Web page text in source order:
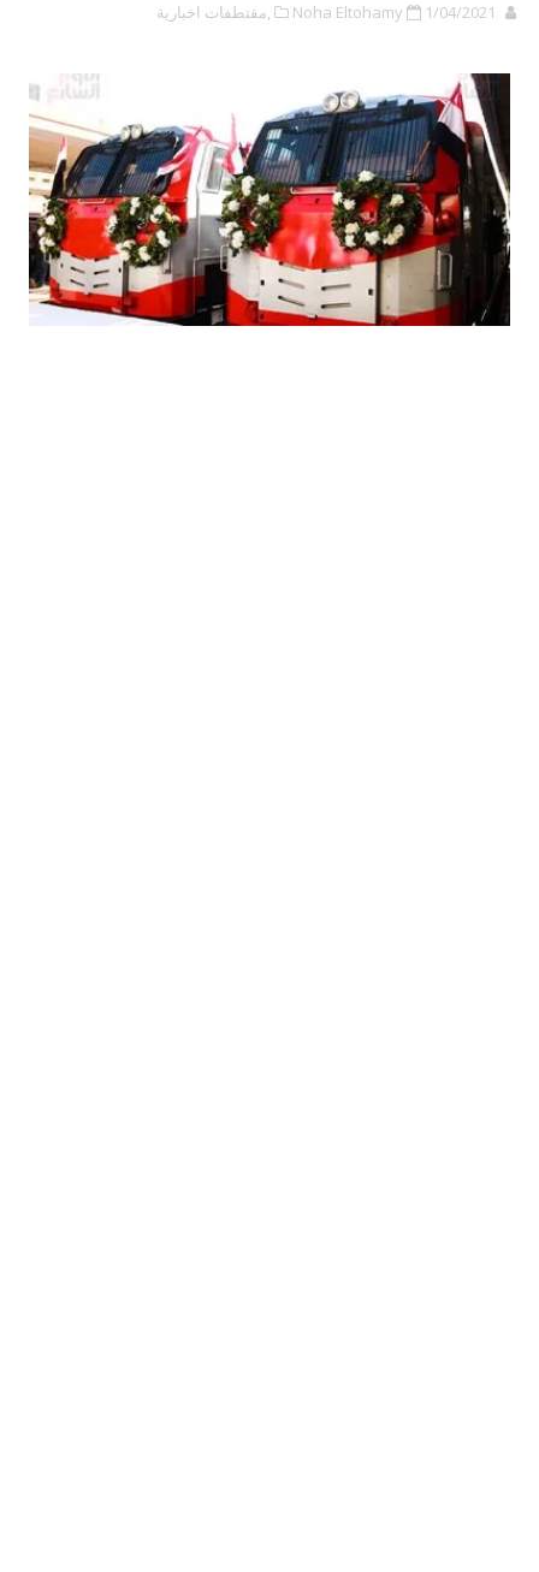
Noha Eltohamy 1/04/2021 ,مقتطفات اخبارية